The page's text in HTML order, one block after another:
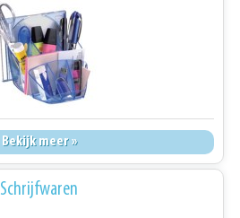
Bekijk meer »
Schrijfwaren